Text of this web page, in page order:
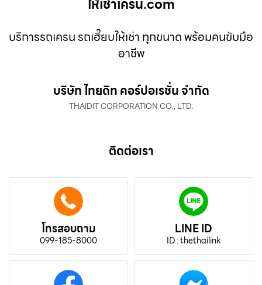
ให้เช่าเครน.com
บริการรถเครน รถเฮี๊ยบให้เช่า ทุกขนาด พร้อมคนขับมือ
อาชีพ
บริษัท ไทยดิท คอร์ปอเรชั่น จำกัด
THAIDIT CORPORATION CO., LTD.
ติดต่อเรา
โทรสอบถาม
099-185-8000
LINE ID
ID : thethailink